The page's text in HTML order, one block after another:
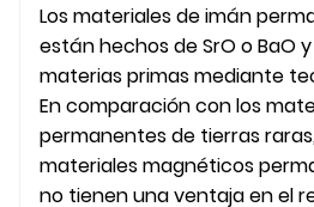
Los materiales de imán
están hechos de SrO o BaO
materias primas mediante
En comparación con los
permanentes de tierras
materiales magnéticos
no tienen una ventaja en el